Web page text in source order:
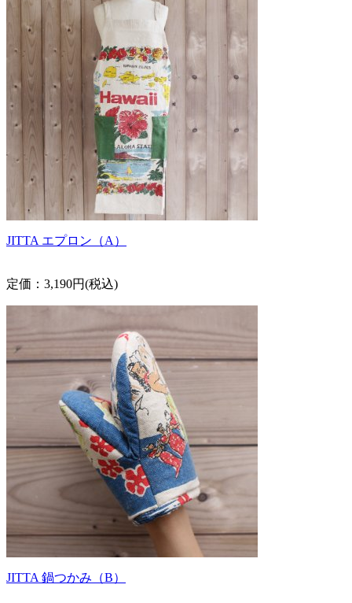
JITTA エプロン（A）
定価：3,190円(税込)
JITTA 鍋つかみ（B）